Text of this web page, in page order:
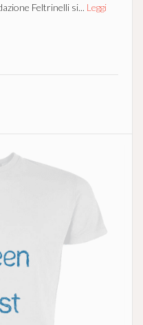
Feltrinelli si... Leggi